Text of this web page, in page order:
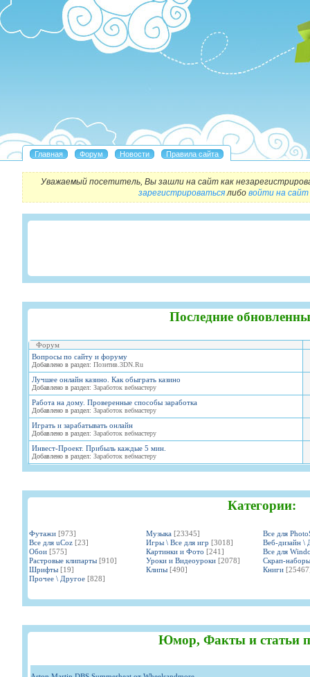
Уважаемый посетитель, Вы зашли на сайт как
зарегистрироватьсялибо войти на сайт
Последние
Форум
Вопросы по сайту и форуму
Добавлено в раздел: Позитив.3DN.Ru
Лучшее онлайн казино. Как обыграть казино
Добавлено в раздел: Заработок вебмастеру
Работа на дому. Проверенные способы заработка
Добавлено в раздел: Заработок вебмастеру
Играть и зарабатывать онлайн
Добавлено в раздел: Заработок вебмастеру
Инвест-Проект. Прибыль каждые 5 мин.
Добавлено в раздел: Заработок вебмастеру
Категории:
Футажи [973] Музыка [23345]
Все для
Все для uCoz [23] Игры \ Все для игр [3018]
Веб-дизайн \
Обои [575] Картинки и Фото [241]
Все для
Растровые клипарты [910] Уроки и Видеоуроки [2078]
Скрап-наборы
Шрифты [19] Клипы [490] Книги
Прочее \ Другое [828]
Юмор, Факты и статьи